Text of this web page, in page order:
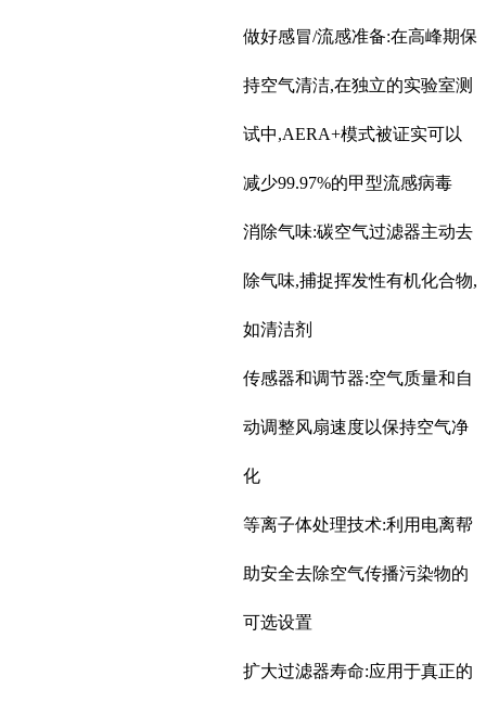
做好感冒/流感准备:在高峰期保
持空气清洁,在独立的实验室测
试中,AERA+模式被证实可以
减少99.97%的甲型流感病毒
消除气味:碳空气过滤器主动去
除气味,捕捉挥发性有机化合物,
如清洁剂
传感器和调节器:空气质量和自
动调整风扇速度以保持空气净
化
等离子体处理技术:利用电离帮
助安全去除空气传播污染物的
可选设置
扩大过滤器寿命:应用于真正的